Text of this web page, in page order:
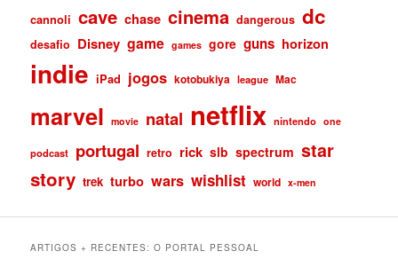
cannoli cave chase cinema dangerous dc
desafio Disney game games gore guns horizon
indie iPad jogos kotobukiya league Mac
marvel movie natal netflix nintendo one
podcast portugal retro rick slb spectrum star
story trek turbo wars wishlist world x-men
ARTIGOS + RECENTES: O PORTAL PESSOAL